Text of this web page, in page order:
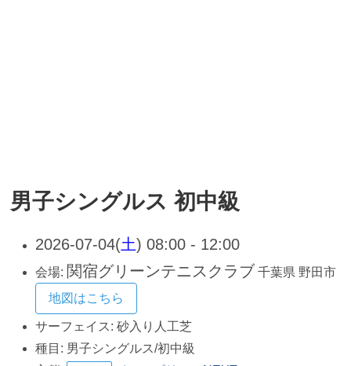
男子シングルス 初中級
2026-07-04(土) 08:00 - 12:00
会場: 関宿グリーンテニスクラブ 千葉県 野田市
地図はこちら
サーフェイス: 砂入り人工芝
種目: 男子シングルス/初中級